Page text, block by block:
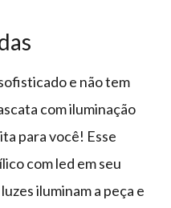
e não tem
com iluminação
para você! Esse
com led em seu
iluminam a peça e